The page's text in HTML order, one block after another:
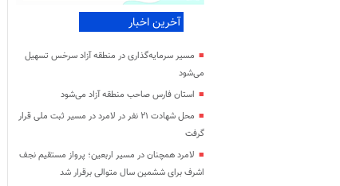
آخرین اخبار
مسیر سرمایه‌گذاری در منطقه آزاد سرخس تسهیل
می‌شود
استان فارس صاحب منطقه آزاد می‌شود
محل شهادت ۲۱ نفر در لامرد در مسیر ثبت ملی قرار
گرفت
لامرد همچنان در مسیر اربعین؛ پرواز مستقیم نجف
اشرف برای ششمین سال متوالی برقرار شد